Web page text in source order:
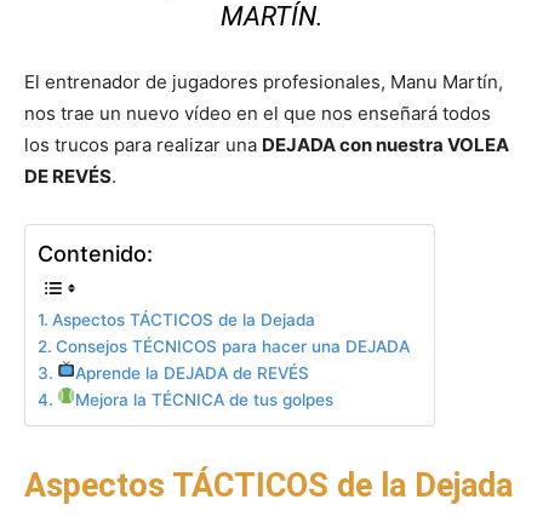
MARTÍN.
El entrenador de jugadores profesionales, Manu Martín,
nos trae un nuevo vídeo en el que nos enseñará todos
los trucos para realizar una DEJADA con nuestra VOLEA
DE REVÉS.
Contenido:
Aspectos TÁCTICOS de la Dejada
Consejos TÉCNICOS para hacer una DEJADA
Aprende la DEJADA de REVÉS
Mejora la TÉCNICA de tus golpes
Aspectos TÁCTICOS de la Dejada